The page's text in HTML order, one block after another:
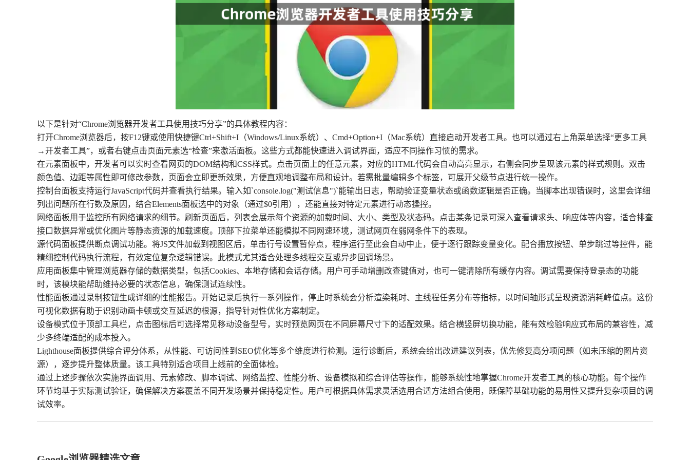
以下是针对“Chrome浏览器开发者工具使用技巧分享”的具体教程内容：
打开Chrome浏览器后，按F12键或使用快捷键Ctrl+Shift+I（Windows/Linux系统）、Cmd+Option+I（Mac系统）直接启动开发者工具。也可以通过右上角菜单选择“更多工具
→开发者工具”，或者右键点击页面元素选“检查”来激活面板。这些方式都能快速进入调试界面，适应不同操作习惯的需求。
在元素面板中，开发者可以实时查看网页的DOM结构和CSS样式。点击页面上的任意元素，对应的HTML代码会自动高亮显示，右侧会同步呈现该元素的样式规则。双击
颜色值、边距等属性即可修改参数，页面会立即更新效果，方便直观地调整布局和设计。若需批量编辑多个标签，可展开父级节点进行统一操作。
控制台面板支持运行JavaScript代码并查看执行结果。输入如`console.log("测试信息")`能输出日志，帮助验证变量状态或函数逻辑是否正确。当脚本出现错误时，这里会详细
列出问题所在行数及原因，结合Elements面板选中的对象（通过$0引用），还能直接对特定元素进行动态操控。
网络面板用于监控所有网络请求的细节。刷新页面后，列表会展示每个资源的加载时间、大小、类型及状态码。点击某条记录可深入查看请求头、响应体等内容，适合排查
接口数据异常或优化图片等静态资源的加载速度。顶部下拉菜单还能模拟不同网速环境，测试网页在弱网条件下的表现。
源代码面板提供断点调试功能。将JS文件加载到视图区后，单击行号设置暂停点，程序运行至此会自动中止，便于逐行跟踪变量变化。配合播放按钮、单步跳过等控件，能
精细控制代码执行流程，有效定位复杂逻辑错误。此模式尤其适合处理多线程交互或异步回调场景。
应用面板集中管理浏览器存储的数据类型，包括Cookies、本地存储和会话存储。用户可手动增删改查键值对，也可一键清除所有缓存内容。调试需要保持登录态的功能
时，该模块能帮助维持必要的状态信息，确保测试连续性。
性能面板通过录制按钮生成详细的性能报告。开始记录后执行一系列操作，停止时系统会分析渲染耗时、主线程任务分布等指标，以时间轴形式呈现资源消耗峰值点。这份
可视化数据有助于识别动画卡顿或交互延迟的根源，指导针对性优化方案制定。
设备模式位于顶部工具栏，点击图标后可选择常见移动设备型号，实时预览网页在不同屏幕尺寸下的适配效果。结合横竖屏切换功能，能有效检验响应式布局的兼容性，减
少多终端适配的成本投入。
Lighthouse面板提供综合评分体系，从性能、可访问性到SEO优化等多个维度进行检测。运行诊断后，系统会给出改进建议列表，优先修复高分项问题（如未压缩的图片资
源），逐步提升整体质量。该工具特别适合项目上线前的全面体检。
通过上述步骤依次实施界面调用、元素修改、脚本调试、网络监控、性能分析、设备模拟和综合评估等操作，能够系统性地掌握Chrome开发者工具的核心功能。每个操作
环节均基于实际测试验证，确保解决方案覆盖不同开发场景并保持稳定性。用户可根据具体需求灵活选用合适方法组合使用，既保障基础功能的易用性又提升复杂项目的调
试效率。